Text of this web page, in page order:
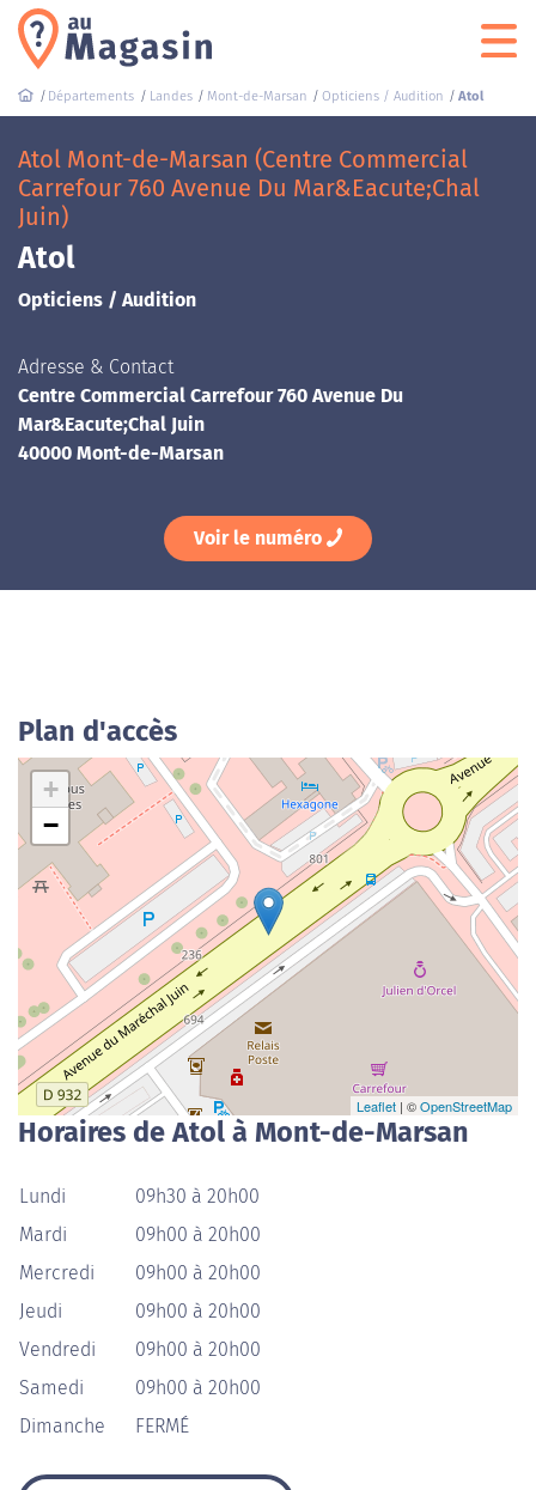
Départements Landes Mont-de-Marsan Opticiens / Audition Atol
Atol Mont-de-Marsan (Centre Commercial
Carrefour 760 Avenue Du Mar&Eacute;Chal
Juin)
Atol
Opticiens / Audition
Adresse & Contact
Centre Commercial Carrefour 760 Avenue Du
Mar&Eacute;Chal Juin
40000 Mont-de-Marsan
Voir le numéro
Plan d'accès
+
−
Leaflet | ©OpenStreetMap
Horaires de Atol à Mont-de-Marsan
Lundi
09h30 à 20h00
Mardi
09h00 à 20h00
Mercredi
09h00 à 20h00
Jeudi
09h00 à 20h00
Vendredi
09h00 à 20h00
Samedi
09h00 à 20h00
Dimanche
FERMÉ